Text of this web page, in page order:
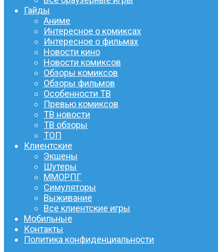
Гайды
Аниме
Интересное о комиксах
Интересное о фильмах
Новости кино
Новости комиксов
Обзоры комиксов
Обзоры фильмов
Особенности ТВ
Превью комиксов
ТВ новости
ТВ обзоры
ТОП
Клиентские
Экшены
Шутеры
ММОРПГ
Симуляторы
Выживание
Все клиентские игры
Мобильные
Контакты
Политика конфиденциальности